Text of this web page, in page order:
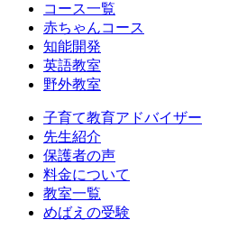
コース一覧
赤ちゃんコース
知能開発
英語教室
野外教室
子育て教育アドバイザー
先生紹介
保護者の声
料金について
教室一覧
めばえの受験